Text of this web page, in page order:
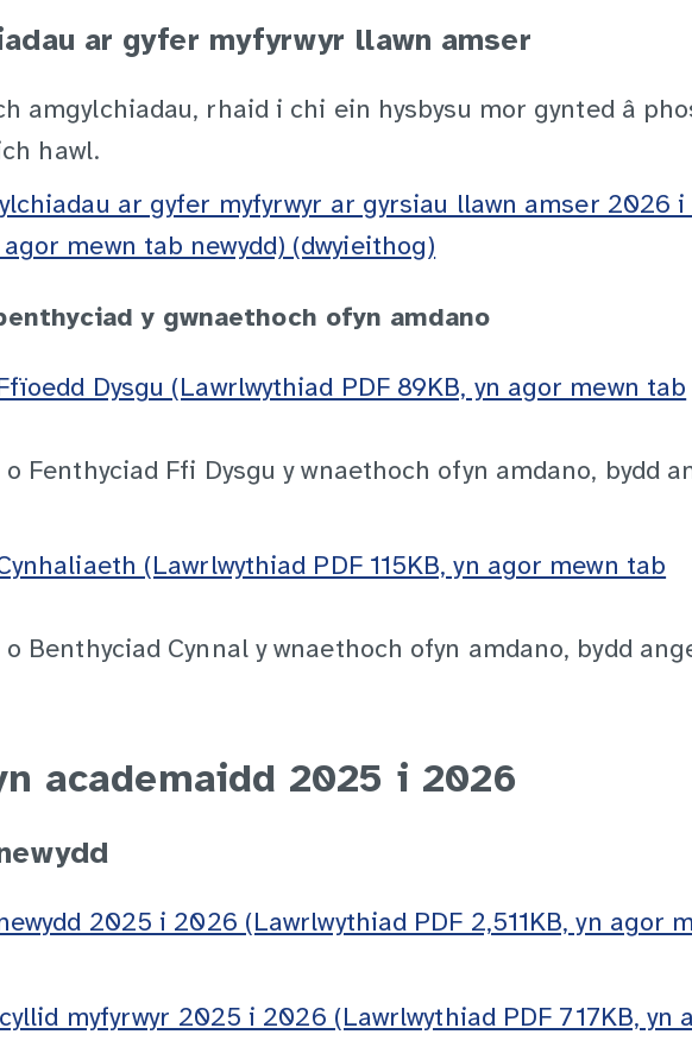
ar gyfer myfyrwyr llawn amser
amgylchiadau, rhaid i chi ein hysbysu mor gynted â
hawl.
ar gyfer myfyrwyr ar gyrsiau llawn amser 2026
mewn tab newydd) (dwyieithog)
y gwnaethoch ofyn amdano
Dysgu (Lawrlwythiad PDF 89KB, yn agor mewn tab
o Fenthyciad Ffi Dysgu y wnaethoch ofyn amdano, bydd
(Lawrlwythiad PDF 115KB, yn agor mewn tab
Benthyciad Cynnal y wnaethoch ofyn amdano, bydd
academaidd 2025 i 2026
2025 i 2026 (Lawrlwythiad PDF 2,511KB, yn agor
myfyrwyr 2025 i 2026 (Lawrlwythiad PDF 717KB, yn